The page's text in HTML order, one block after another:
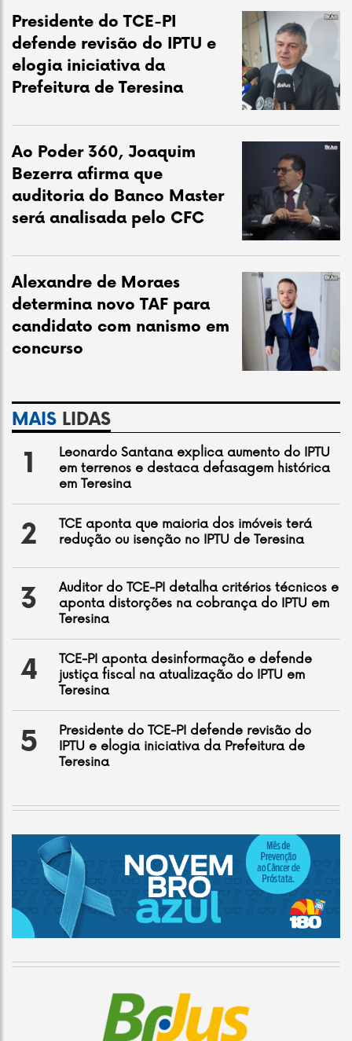
Presidente do TCE-PI
defende revisão do IPTU e
elogia iniciativa da
Prefeitura de Teresina
Ao Poder 360, Joaquim
Bezerra afirma que
auditoria do Banco Master
será analisada pelo CFC
Alexandre de Moraes
determina novo TAF para
candidato com nanismo em
concurso
MAIS LIDAS
1
Leonardo Santana explica aumento do IPTU
em terrenos e destaca defasagem histórica
em Teresina
2
TCE aponta que maioria dos imóveis terá
redução ou isenção no IPTU de Teresina
3
Auditor do TCE-PI detalha critérios técnicos e
aponta distorções na cobrança do IPTU em
Teresina
4
TCE-PI aponta desinformação e defende
justiça fiscal na atualização do IPTU em
Teresina
5
Presidente do TCE-PI defende revisão do
IPTU e elogia iniciativa da Prefeitura de
Teresina